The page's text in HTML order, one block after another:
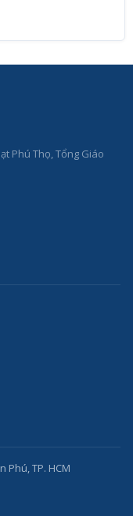
Phú Thọ, Tổng Giáo
Phú, TP. HCM